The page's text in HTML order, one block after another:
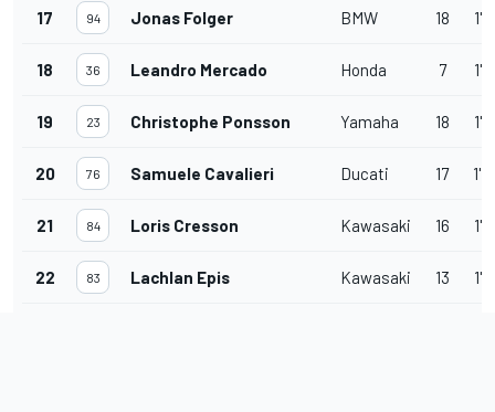
17 94 Jonas Folger BMW 18
18 36 Leandro Mercado Honda 7
19 23 Christophe Ponsson Yamaha 18
20 76 Samuele Cavalieri Ducati 17
21 84 Loris Cresson Kawasaki 16
22 83 Lachlan Epis Kawasaki 13